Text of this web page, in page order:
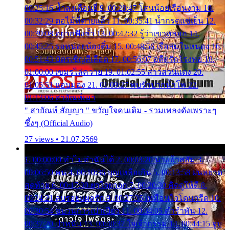
00:25:16 น้ำลงเดือนยี่ 9. 00:28:47 โสนน้อยเรือนงาม 10.
00:32:29 ตอไม้ที่ตายแล้ว 11. 00:35:41 น้ำกรดแช่เย็น 12.
00:39:08 อยากฟังซ้ำ 13. 00:42:32 รู้ว่าเขาหลอก 14.
00:45:25 รอหน่อยน้องติ๋ม 15. 00:48:56 เรือล่มในหนอง 16.
00:51:43 บัตรเชิญสีเลือด 17. 00:56:07 อดีตรักโรงทอ 18.
01:00:00 เขมรไล่ควาย 19. 01:02:55 สาวสวนแตง 20.
01:05:51 แอบมอง 21. 01:09:27 พบรักปากน้ำโพ 22.
01:13:06 สายัณห์เมา
" สายัณห์ สัญญา " ขวัญใจคนเดิม - รวมเพลงดังเพราะๆ
ซึ้งๆ (Official Audio)
27 views • 21.07.2569
1. 00:00:00 ทำไมทำฉันได้ 2. 00:03:20 นางฟ้าสลัม 3.
00:06:50 คน 4. 00:10:36 บุญเหลือเกิน 5. 00:13:58 ฝนหยาด
สุดท้าย 6. 00:17:30 ยาใจยาจก 7. 00:20:30 คิดดูให้ดี 8.
00:24:21 ลบรอยแผลรัก 9. 00:27:35 เหมือนใจโดนกรีด 10.
00:30:54 ขบวนการเปาเปียว 11. 00:34:05 คำรำพัน 12.
00:37:20 ปาหนัน 13. 00:40:37 ใจเจ้ากรรม 14. 00:44:15 จูบ